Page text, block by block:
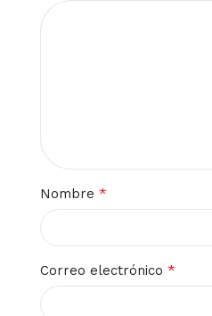
Nombre *
Correo electrónico *